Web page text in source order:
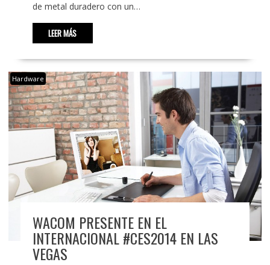
de metal duradero con un…
LEER MÁS
Hardware
WACOM PRESENTE EN EL
INTERNACIONAL #CES2014 EN LAS
VEGAS